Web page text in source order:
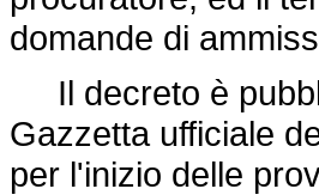
domande di
Il decreto è
Gazzetta ufficiale
per l'inizio delle